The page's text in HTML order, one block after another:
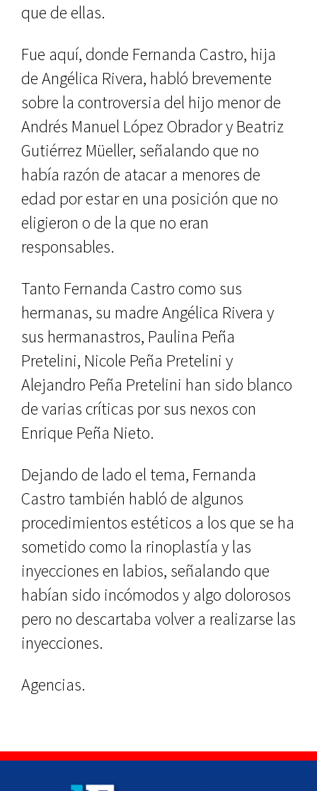
que de ellas.
Fue aquí, donde Fernanda Castro, hija
de Angélica Rivera, habló brevemente
sobre la controversia del hijo menor de
Andrés Manuel López Obrador y Beatriz
Gutiérrez Müeller, señalando que no
había razón de atacar a menores de
edad por estar en una posición que no
eligieron o de la que no eran
responsables.
Tanto Fernanda Castro como sus
hermanas, su madre Angélica Rivera y
sus hermanastros, Paulina Peña
Pretelini, Nicole Peña Pretelini y
Alejandro Peña Pretelini han sido blanco
de varias críticas por sus nexos con
Enrique Peña Nieto.
Dejando de lado el tema, Fernanda
Castro también habló de algunos
procedimientos estéticos a los que se ha
sometido como la rinoplastía y las
inyecciones en labios, señalando que
habían sido incómodos y algo dolorosos
pero no descartaba volver a realizarse las
inyecciones.
Agencias.